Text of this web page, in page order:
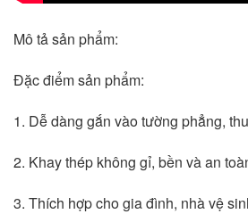
Mô tả sản phẩm:
Đặc điểm sản phẩm:
1. Dễ dàng gắn vào tường phẳng,
2. Khay thép không gỉ, bền và an
3. Thích hợp cho gia đình, nhà vệ